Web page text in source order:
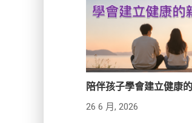
陪伴孩子學會建立健康
26 6 月, 2026